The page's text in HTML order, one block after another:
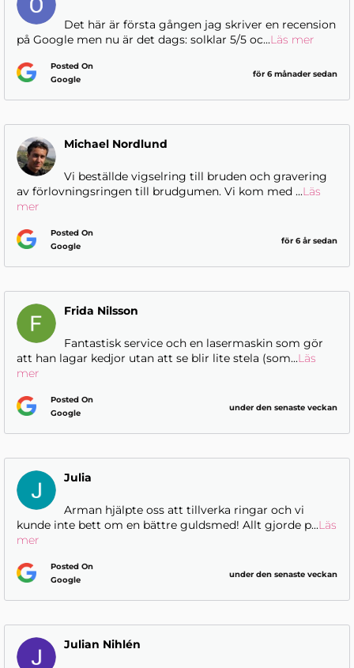
Det här är första gången jag skriver en recension
på Google men nu är det dags: solklar 5/5 oc...Läs mer
Posted On
Google
för 6 månader sedan
Michael Nordlund
Vi beställde vigselring till bruden och gravering
av förlovningsringen till brudgumen. Vi kom med ...Läs
mer
Posted On
Google
för 6 år sedan
Frida Nilsson
Fantastisk service och en lasermaskin som gör
att han lagar kedjor utan att se blir lite stela (som...Läs
mer
Posted On
Google
under den senaste veckan
Julia
Arman hjälpte oss att tillverka ringar och vi
kunde inte bett om en bättre guldsmed! Allt gjorde p...Läs
mer
Posted On
Google
under den senaste veckan
Julian Nihlén